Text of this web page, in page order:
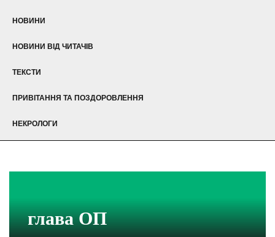
НОВИНИ
НОВИНИ ВІД ЧИТАЧІВ
ТЕКСТИ
ПРИВІТАННЯ ТА ПОЗДОРОВЛЕННЯ
НЕКРОЛОГИ
глава ОП